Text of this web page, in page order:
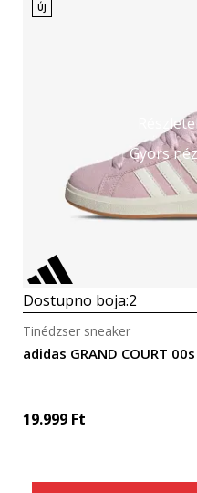
Gyors
ÚJ
Dostupno boja:2
adidas GRAND COURT
Tinédzser sneaker
19.999 Ft